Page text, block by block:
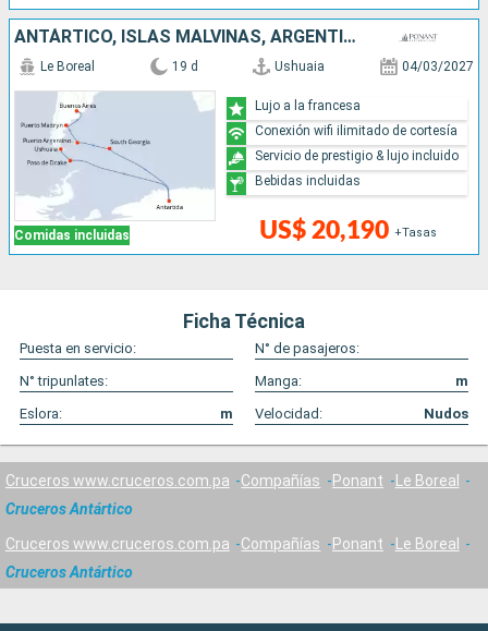
ANTÁRTICO, ISLAS MALVINAS, ARGENTINA
Comidas incluidas
Le Boreal 19 d Ushuaia 04/03/2027
US$ 20,190 +Tasas
Lujo a la francesa
Conexión wifi ilimitado de cortesía
Servicio de prestigio & lujo incluido
Bebidas incluidas
Ficha Técnica
Puesta en servicio:
N° de pasajeros:
N° tripunlates:
Manga:
m
Eslora:
m Velocidad: Nudos
Cruceros www.cruceros.com.pa Compañías Ponant
Le Boreal
Cruceros Antártico
Cruceros www.cruceros.com.pa Compañías Ponant
Le Boreal
Cruceros Antártico